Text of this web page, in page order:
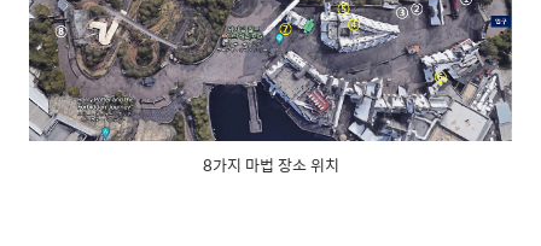
8가지 마법 장소 위치